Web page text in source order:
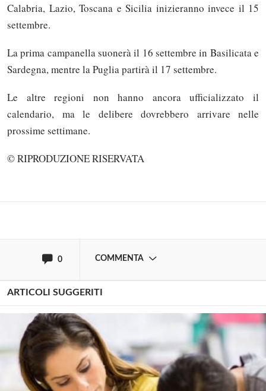
Calabria, Lazio, Toscana e Sicilia inizieranno invece il 15
settembre.
La prima campanella suonerà il 16 settembre in Basilicata e
Sardegna, mentre la Puglia partirà il 17 settembre.
Le altre regioni non hanno ancora ufficializzato il
calendario, ma le delibere dovrebbero arrivare nelle
prossime settimane.
© RIPRODUZIONE RISERVATA
0 COMMENTA
Solo gli utenti registrati possono
ARTICOLI SUGGERITI